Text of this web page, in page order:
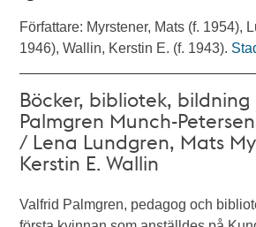
Författare: Myrstener, Mats (f. 1954),
1946), Wallin, Kerstin E. (f. 1943).
Böcker, bibliotek, bildning
Palmgren Munch-
/ Lena Lundgren, Mats
Kerstin E. Wallin
Valfrid Palmgren, pedagog och